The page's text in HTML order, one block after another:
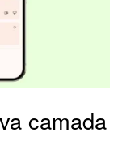
camada